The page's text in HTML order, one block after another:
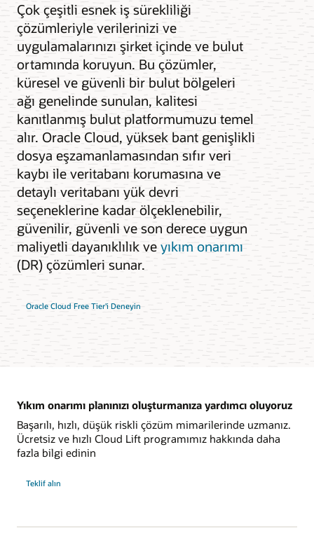
Çok çeşitli esnek iş sürekliliği
çözümleriyle verilerinizi ve
uygulamalarınızı şirket içinde ve bulut
ortamında koruyun. Bu çözümler,
küresel ve güvenli bir bulut bölgeleri
ağı genelinde sunulan, kalitesi
kanıtlanmış bulut platformumuzu temel
alır. Oracle Cloud, yüksek bant genişlikli
dosya eşzamanlamasından sıfır veri
kaybı ile veritabanı korumasına ve
detaylı veritabanı yük devri
seçeneklerine kadar ölçeklenebilir,
güvenilir, güvenli ve son derece uygun
maliyetli dayanıklılık ve yıkım onarımı
(DR) çözümleri sunar.
Oracle Cloud Free Tier'i Deneyin
Yıkım onarımı planınızı oluşturmanıza yardımcı oluyoruz
Başarılı, hızlı, düşük riskli çözüm mimarilerinde uzmanız.
Ücretsiz ve hızlı Cloud Lift programımız hakkında daha
fazla bilgi edinin
Teklif alın